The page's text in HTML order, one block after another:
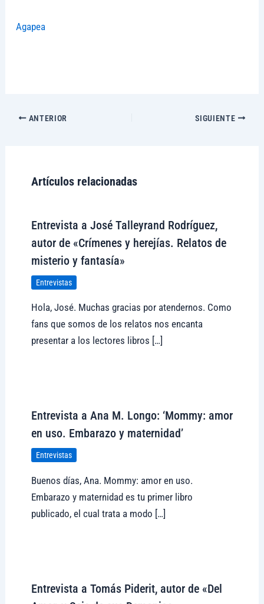
Agapea
ANTERIOR SIGUIENTE
Artículos relacionadas
Entrevista a José Talleyrand Rodríguez,
autor de «Crímenes y herejías. Relatos de
misterio y fantasía»
Entrevistas
Hola, José. Muchas gracias por atendernos. Como
fans que somos de los relatos nos encanta
presentar a los lectores libros […]
Entrevista a Ana M. Longo: ‘Mommy: amor
en uso. Embarazo y maternidad’
Entrevistas
Buenos días, Ana. Mommy: amor en uso.
Embarazo y maternidad es tu primer libro
publicado, el cual trata a modo […]
Entrevista a Tomás Piderit, autor de «Del